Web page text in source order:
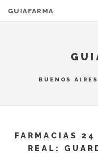
GUIAFARMA
BUENOS AIRES
FARMACIAS 24
REAL: